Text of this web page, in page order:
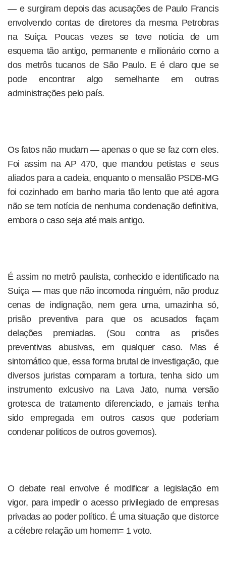
— e surgiram depois das acusações de Paulo Francis
envolvendo contas de diretores da mesma Petrobras
na Suiça. Poucas vezes se teve notícia de um
esquema tão antigo, permanente e milionário como a
dos metrôs tucanos de São Paulo. E é claro que se
pode encontrar algo semelhante em outras
administrações pelo país.
Os fatos não mudam — apenas o que se faz com eles.
Foi assim na AP 470, que mandou petistas e seus
aliados para a cadeia, enquanto o mensalão PSDB-MG
foi cozinhado em banho maria tão lento que até agora
não se tem notícia de nenhuma condenação definitiva,
embora o caso seja até mais antigo.
É assim no metrô paulista, conhecido e identificado na
Suiça — mas que não incomoda ninguém, não produz
cenas de indignação, nem gera uma, umazinha só,
prisão preventiva para que os acusados façam
delações premiadas. (Sou contra as prisões
preventivas abusivas, em qualquer caso. Mas é
sintomático que, essa forma brutal de investigação, que
diversos juristas comparam a tortura, tenha sido um
instrumento exlcusivo na Lava Jato, numa versão
grotesca de tratamento diferenciado, e jamais tenha
sido empregada em outros casos que poderiam
condenar politicos de outros governos).
O debate real envolve é modificar a legislação em
vigor, para impedir o acesso privilegiado de empresas
privadas ao poder político. É uma situação que distorce
a célebre relação um homem= 1 voto.